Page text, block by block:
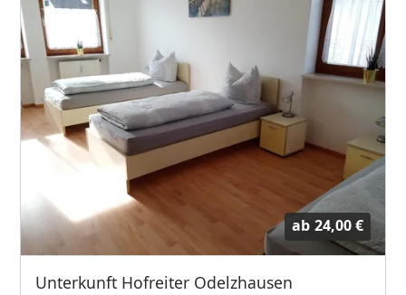
ab 24,00 €
Unterkunft Hofreiter Odelzhausen